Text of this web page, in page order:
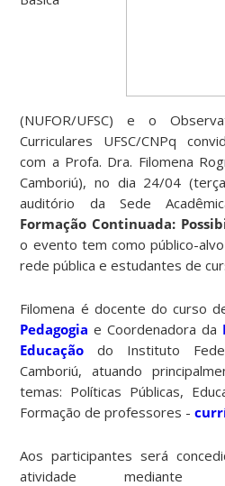
(NUFOR/UFSC) e o
Curriculares UFSC/CNPq
com a Profa. Dra. Filomena
Camboriú), no dia 24/04
auditório da Sede
Formação Continuada:
o evento tem como público-
rede pública e estudantes de
Filomena é docente do curso
Pedagogia e Coordenadora da
Educação do Instituto
Camboriú, atuando
temas: Políticas Públicas,
Formação de professores -
Aos participantes será
atividade mediante